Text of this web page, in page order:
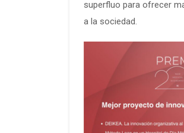
superfluo para ofrecer
a la sociedad.